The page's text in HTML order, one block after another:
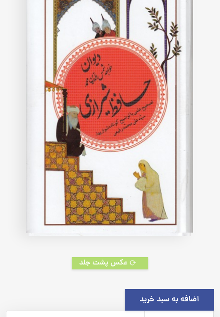
عکس پشت جلد
اضافه به سبد خرید